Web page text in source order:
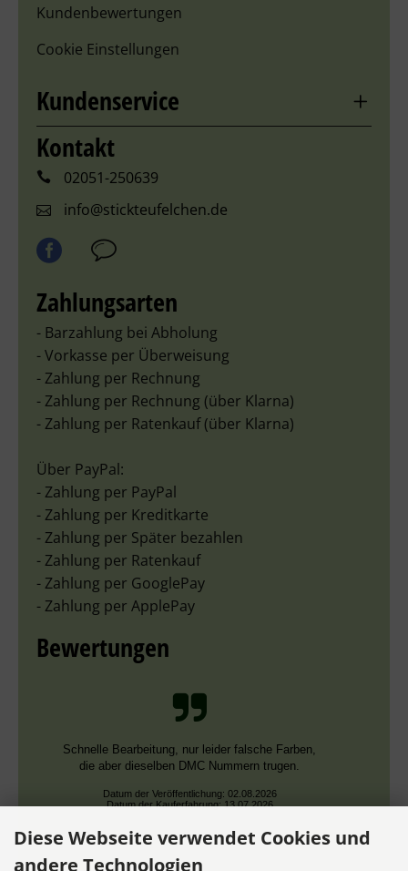
Kundenbewertungen
Cookie Einstellungen
Kundenservice
Kontakt
02051-250639
info@stickteufelchen.de
Zahlungsarten
- Barzahlung bei Abholung
- Vorkasse per Überweisung
- Zahlung per Rechnung
- Zahlung per Rechnung (über Klarna)
- Zahlung per Ratenkauf (über Klarna)
Über PayPal:
- Zahlung per PayPal
- Zahlung per Kreditkarte
- Zahlung per Später bezahlen
- Zahlung per Ratenkauf
- Zahlung per GooglePay
- Zahlung per ApplePay
Bewertungen
Schnelle Bearbeitung, nur leider falsche Farben,
die aber dieselben DMC Nummern trugen.
Datum der Veröffentlichung: 02.08.2026
Datum der Kauferfahrung: 13.07.2026
Diese Webseite verwendet Cookies und
andere Technologien